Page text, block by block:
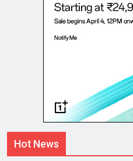
Hot News